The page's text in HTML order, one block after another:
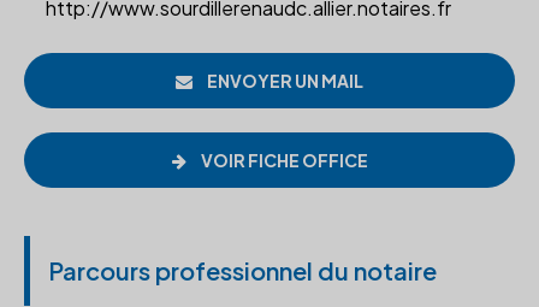
http://www.sourdillerenaudc.allier.notaires.fr
ENVOYER UN MAIL
VOIR FICHE OFFICE
Parcours professionnel du notaire